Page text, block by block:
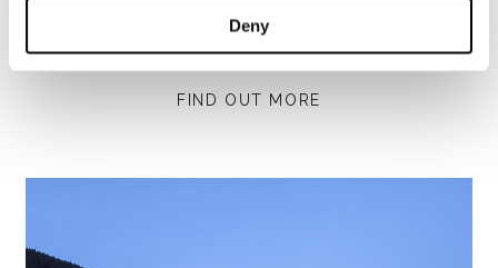
Deny
Kitzbühel, Hahnenkamm Lodge
FIND OUT MORE